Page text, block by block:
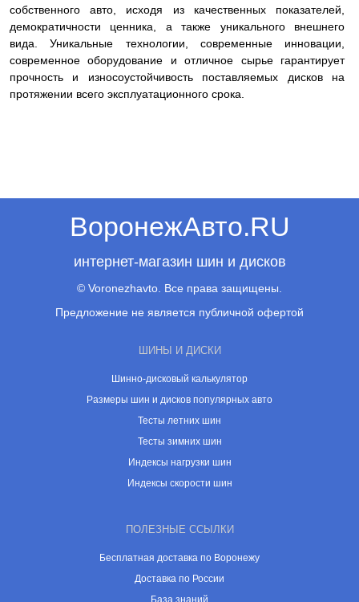
собственного авто, исходя из качественных показателей,
демократичности ценника, а также уникального внешнего
вида. Уникальные технологии, современные инновации,
современное оборудование и отличное сырье гарантирует
прочность и износоустойчивость поставляемых дисков на
протяжении всего эксплуатационного срока.
ВоронежАвто.RU
интернет-магазин шин и дисков
© Voronezhavto. Все права защищены.
Предложение не является публичной офертой
ШИНЫ И ДИСКИ
Шинно-дисковый калькулятор
Размеры шин и дисков популярных авто
Тесты летних шин
Тесты зимних шин
Индексы нагрузки шин
Индексы скорости шин
ПОЛЕЗНЫЕ ССЫЛКИ
Бесплатная доставка по Воронежу
Доставка по России
База знаний